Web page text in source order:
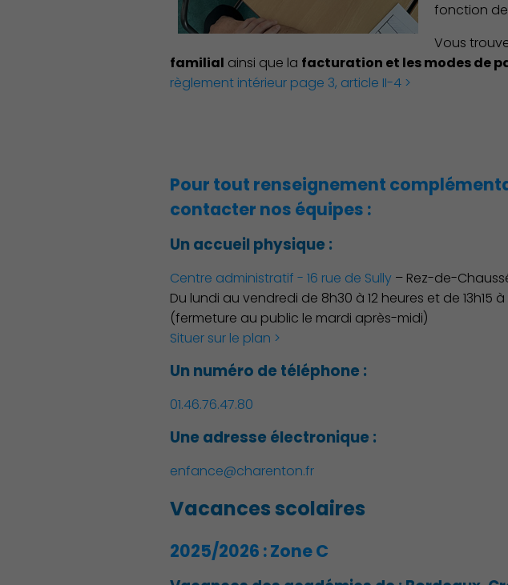
fonction de
Vous
familial ainsi que la facturation et les modes de
règlement intérieur page 3, article II-4 >
Pour tout renseignement
contacter nos équipes :
Un accueil physique :
Centre administratif - 16 rue de Sully– Rez-de-
Du lundi au vendredi de 8h30 à 12 heures et de 13h15 à
(fermeture au public le mardi après-midi)
Situer sur le plan >
Un numéro de téléphone :
01.46.76.47.80
Une adresse électronique :
enfance@charenton.fr
Vacances scolaires
2025/2026 : Zone C